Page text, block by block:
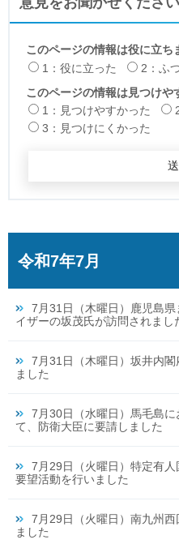
このページの情報は役に立ち
1：役に立った
2：ふ
このページの情報は見つけや
1：見つけやすかった
3：見つけにくかった
令和7年7月
7月31日（木曜日）鹿児島
イザーの坂茂氏が訪問されまし
7月31日（木曜日）坂井内
ました
7月30日（水曜日）馬毛島
て、防衛大臣に要請しました
7月29日（火曜日）特定有
要望活動を行いました
7月29日（火曜日）南九州
ました